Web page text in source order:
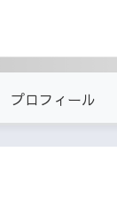
プロフィール